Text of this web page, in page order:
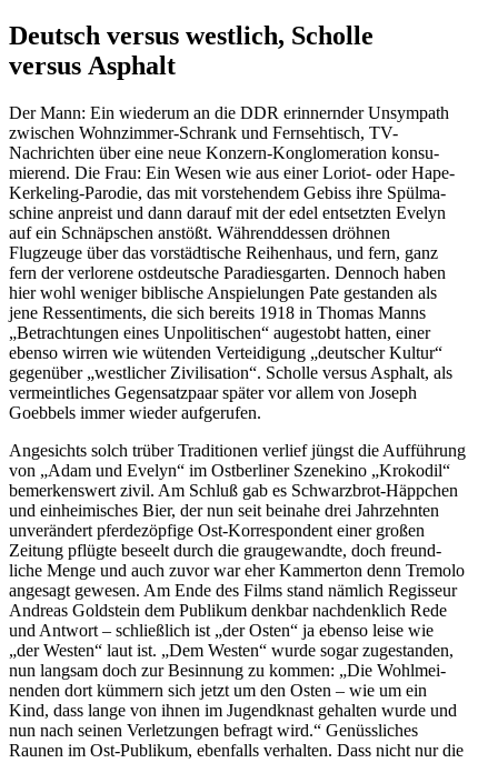
Deutsch versus westlich, Scholle
versus Asphalt
Der Mann: Ein wiederum an die DDR erinnernder Unsympath
zwischen Wohnzimmer-Schrank und Fernseh­tisch, TV-
Nachrichten über eine neue Konzern-Konglo­me­ration konsu­
mierend. Die Frau: Ein Wesen wie aus einer Loriot- oder Hape-
Kerkeling-Parodie, das mit vorste­hendem Gebiss ihre Spülma­
schine anpreist und dann darauf mit der edel entsetzten Evelyn
auf ein Schnäpschen anstößt. Während­dessen dröhnen
Flugzeuge über das vorstäd­tische Reihenhaus, und fern, ganz
fern der verlorene ostdeutsche Paradies­garten. Dennoch haben
hier wohl weniger biblische Anspie­lungen Pate gestanden als
jene Ressen­ti­ments, die sich bereits 1918 in Thomas Manns
„Betrach­tungen eines Unpoli­ti­schen“ augestobt hatten, einer
ebenso wirren wie wütenden Vertei­digung „deutscher Kultur“
gegenüber „westlicher Zivili­sation“. Scholle versus Asphalt, als
vermeint­liches Gegen­satzpaar später vor allem von Joseph
Goebbels immer wieder aufgerufen.
Angesichts solch trüber Tradi­tionen verlief jüngst die Aufführung
von „Adam und Evelyn“ im Ostber­liner Szenekino „Krokodil“
bemer­kenswert zivil. Am Schluß gab es Schwarzbrot-Häppchen
und einhei­mi­sches Bier, der nun seit beinahe drei Jahrzehnten
unver­ändert pferde­zöpfige Ost-Korre­spondent einer großen
Zeitung pflügte beseelt durch die grauge­wandte, doch freund­
liche Menge und auch zuvor war eher Kammerton denn Tremolo
angesagt gewesen. Am Ende des Films stand nämlich Regisseur
Andreas Goldstein dem Publikum denkbar nachdenklich Rede
und Antwort – schließlich ist „der Osten“ ja ebenso leise wie
„der Westen“ laut ist. „Dem Westen“ wurde sogar zugestanden,
nun langsam doch zur Besinnung zu kommen: „Die Wohlmei­
nenden dort kümmern sich jetzt um den Osten – wie um ein
Kind, dass lange von ihnen im Jugend­knast gehalten wurde und
nun nach seinen Verlet­zungen befragt wird.“ Genüss­liches
Raunen im Ost-Publikum, ebenfalls verhalten. Dass nicht nur die